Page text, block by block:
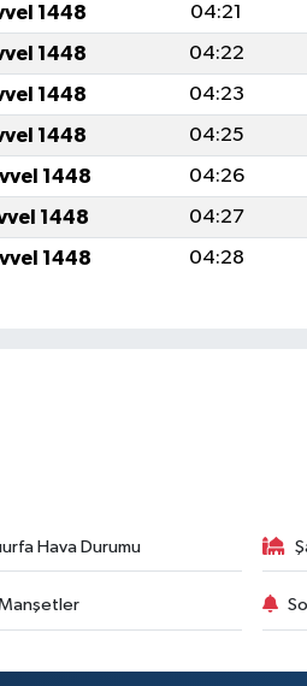
1448 04:21
1448 04:22
1448 04:23
1448 04:25
1448 04:26
1448 04:27
1448 04:28
Hava Durumu